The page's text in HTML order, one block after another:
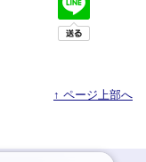
↑ ページ上部へ